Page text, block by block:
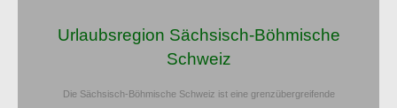
Urlaubsregion Sächsisch-Böhmische
Schweiz
Die Sächsisch-Böhmische Schweiz ist eine grenzübergreifende